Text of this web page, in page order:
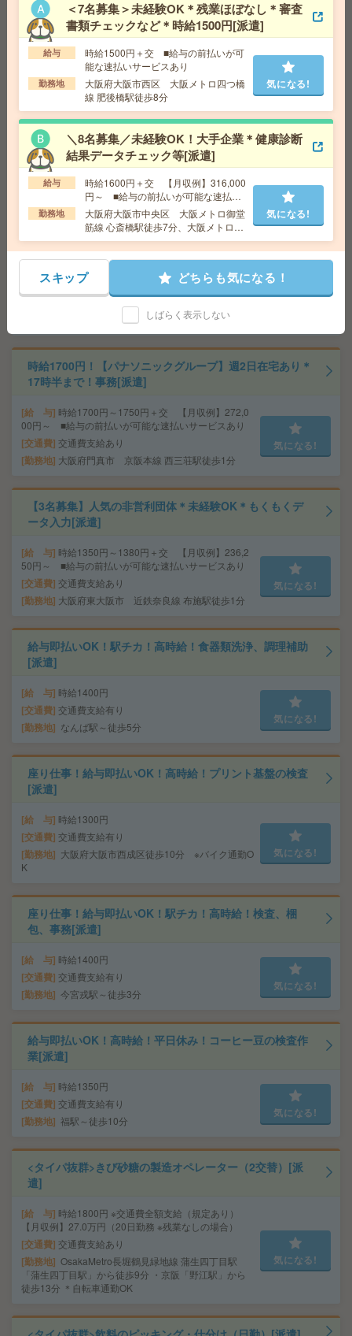
未経験OK！大阪天満宮での編集・校正・制作[派遣]
給 与 時給1530円 月収例 24万円 時給1530円×実
働7h30m×週5日×4週+残業10h ※月収例を保証するも
のではありません。※給与即受取りサービス利用可（利
用条件有）
交通費 1ヶ月3万円を上限として実費支給
勤務地
東西線 大阪天満宮 徒歩10分 堺筋線 南
森町 徒歩10分
気になる!
【高時給1730円】未経験OK＊残業なし！データ入力やチ
ャット返信対応など[派遣]
給 与 時給1730円＋交 ■給与の前払いが可能な速
払いサービスあり
大阪府大阪市北区 大阪メトロ四つ橋線 西梅
田駅徒歩4分、大阪環状線 大阪駅徒歩7分
気になる!
時給1700円！【パナソニックグループ】週2日在宅あり＊
17時半まで！事務[派遣]
給 与 時給1700円～1750円＋交 【月収例】272,0
00円～ ■給与の前払いが可能な速払いサービスあり
交通費 交通費支給あり
勤務地 大阪府門真市 京阪本線 西三荘駅徒歩1分
気になる!
【3名募集】人気の非営利団体＊未経験OK＊もくもくデ
ータ入力[派遣]
給 与 時給1350円～1380円＋交 【月収例】236,2
50円～ ■給与の前払いが可能な速払いサービスあり
交通費 交通費支給あり
勤務地 大阪府東大阪市 近鉄奈良線 布施駅徒歩1分
気になる!
給与即払いOK！駅チカ！高時給！食器類洗浄、調理補助
[派遣]
給 与 時給1400円
交通費 交通費支給有り
勤務地 なんば駅～徒歩5分
気になる!
座り仕事！給与即払いOK！高時給！プリント基盤の検査
[派遣]
給 与 時給1300円
交通費 交通費支給有り
勤務地
大阪府大阪市西成区徒歩10分 ※バイク通勤O
K
気になる!
座り仕事！給与即払いOK！駅チカ！高時給！検査、梱
包、事務[派遣]
給 与 時給1400円
交通費 交通費支給有り
勤務地 今宮戎駅～徒歩3分
気になる!
給与即払いOK！高時給！平日休み！コーヒー豆の検査作
業[派遣]
給 与 時給1350円
交通費 交通費支給有り
勤務地 福駅～徒歩10分
気になる!
<タイパ抜群>きび砂糖の製造オペレーター（2交替）[派
遣]
給 与 時給1800円 ※交通費全額支給（規定あり）
【月収例】27.0万円（20日勤務 ※残業なしの場合）
交通費 交通費支給あり
勤務地 OsakaMetro長堀鶴見緑地線 蒲生四丁目駅
「蒲生四丁目駅」から徒歩9分 ・京阪「野江駅」から
徒歩13分 ＊自転車通勤OK
気になる!
＜7名募集＞未経験OK＊残業ほぼなし＊審査
書類チェックなど＊時給1500円[派遣]
給与
時給1500円＋交 ■給与の前払いが可
能な速払いサービスあり
勤務地
大阪府大阪市西区 大阪メトロ四つ橋
線 肥後橋駅徒歩8分
気になる!
＼8名募集／未経験OK！大手企業＊健康診断
結果データチェック等[派遣]
給与
時給1600円＋交 【月収例】316,000
円～ ■給与の前払いが可能な速払い
サービスあり
勤務地
大阪府大阪市中央区 大阪メトロ御堂
筋線 心斎橋駅徒歩7分、大阪メトロ御
堂筋線 本町駅徒歩7分
気になる!
スキップ どちらも気になる！
しばらく表示しない